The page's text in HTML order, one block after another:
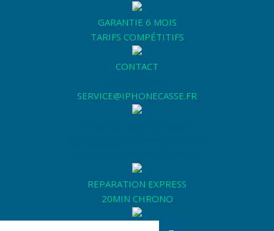
GARANTIE 6 MOIS
TARIFS COMPÉTITIFS
CONTACT
SERVICE@IPHONECASSE.FR
REPARATION EXPRESS
20MIN CHRONO